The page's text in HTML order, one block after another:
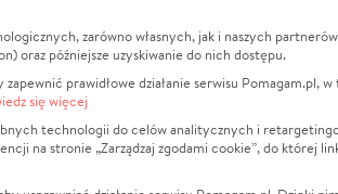
O nas
Opinie
Raporty
Za darmo
zarówno własnych, jak i naszych
oraz późniejsze uzyskiwanie do nich dostępu.
prawidłowe działanie serwisu Pomagam.pl,
się więcej
technologii do celów analitycznych i
na stronie „Zarządzaj zgodami cookie”, do której